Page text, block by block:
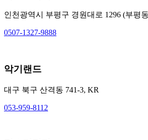
인천광역시 부평구 경원대로 1296 (부평
0507-1327-9888
악기랜드
대구 북구 산격동 741-3, KR
053-959-8112